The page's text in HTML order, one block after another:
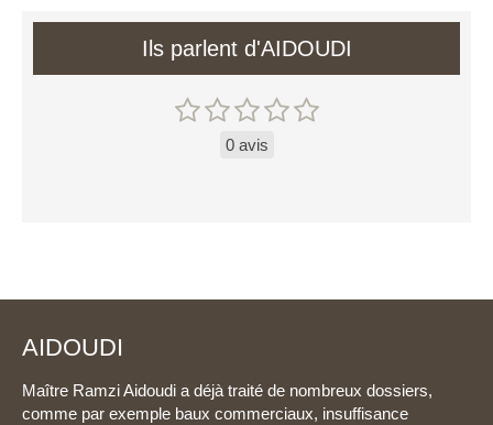
Ils parlent d'AIDOUDI
0 avis
AIDOUDI
Maître Ramzi Aidoudi a déjà traité de nombreux dossiers,
comme par exemple baux commerciaux, insuffisance